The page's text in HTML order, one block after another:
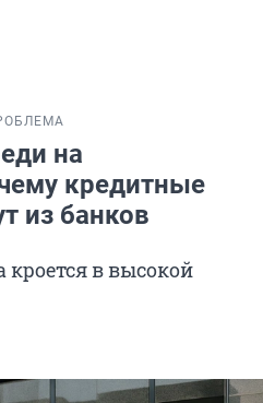
на
кредитные
из банков
кроется в высокой